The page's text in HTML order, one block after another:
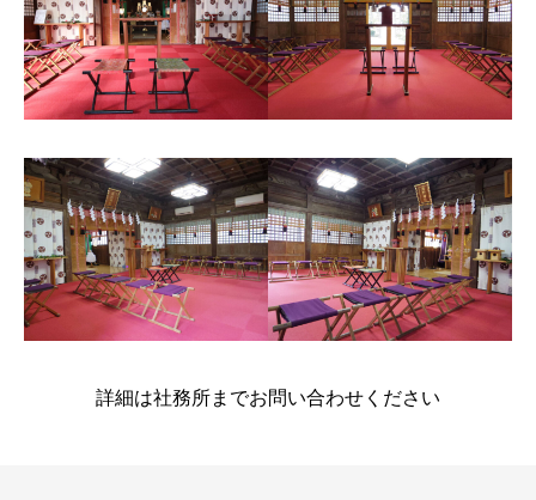
詳細は社務所までお問い合わせください